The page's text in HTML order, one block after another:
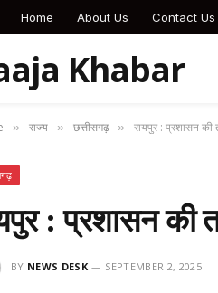
Home About Us Contact Us
Khabar
» राज्य » छत्तीसगढ़ » रायपुर : प्रशासन की
: प्रशासन की
BY NEWS DESK SEPTEMBER 2, 2025